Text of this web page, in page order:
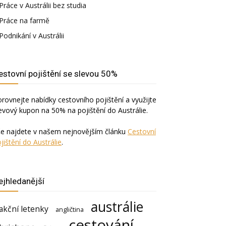
Práce v Austrálii bez studia
Práce na farmě
Podnikání v Austrálii
pojištění se slevou 50%
nabídky cestovního pojištění a využijte
kupon na 50% na pojištění do Austrálie.
najdete v našem nejnovějším článku Cestovní
do Austrálie.
letenky angličtina austrálie